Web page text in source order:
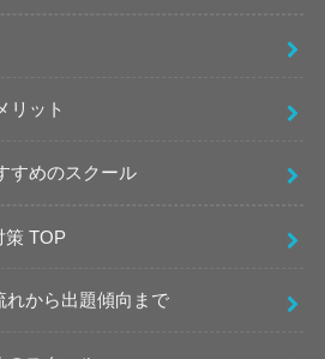
リット
すめのスクール
策 TOP
れから出題傾向まで